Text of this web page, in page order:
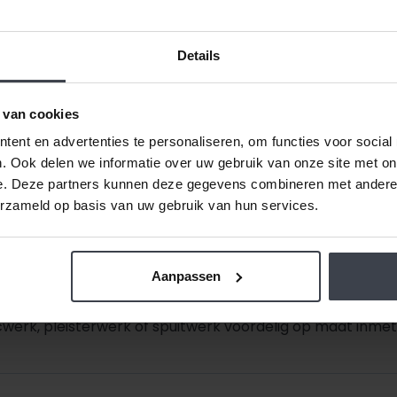
Details
cookies
en advertenties te personaliseren, om functies voor social
Ook delen we informatie over uw gebruik van onze site met
Deze partners kunnen deze gegevens combineren met
op basis van uw gebruik van hun services.
Aanpassen
Hoe snel is mijn
arrow_forward_ios
Daarom zijn al onze extra services
dat houden we betaalbaar, zo spreken we samen
is -ongeacht de prijsverhogingen van
pleisterwerk of spuitwerk voordelig op maat